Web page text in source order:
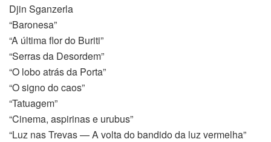
Djin Sganzerla
“Baronesa”
“A última flor do Buriti”
“Serras da Desordem”
“O lobo atrás da Porta”
“O signo do caos”
“Tatuagem”
“Cinema, aspirinas e urubus”
“Luz nas Trevas — A volta do bandido da luz vermelha”